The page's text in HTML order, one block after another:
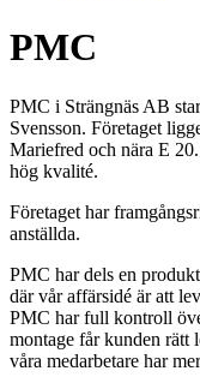
PMC
PMC i Strängnäs AB
Svensson. Företaget
Mariefred och nära E
hög kvalité.
Företaget har
anställda.
PMC har dels en
där vår affärsidé är att
PMC har full kontroll
montage får kunden rätt
våra medarbetare har